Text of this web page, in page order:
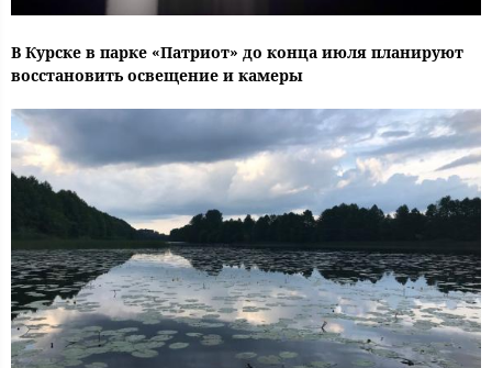
В Курске в парке «Патриот» до конца июля планируют
восстановить освещение и камеры